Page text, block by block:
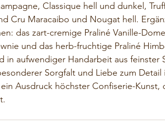
Classique hell und dunkel,
Cru Maracaibo und Nougat hell.
das zart-cremige Praliné Vanille-
und das herb-fruchtige Praliné
in aufwendiger Handarbeit aus feinster
Sorgfalt und Liebe zum Detail
Ausdruck höchster Confiserie-Kunst,